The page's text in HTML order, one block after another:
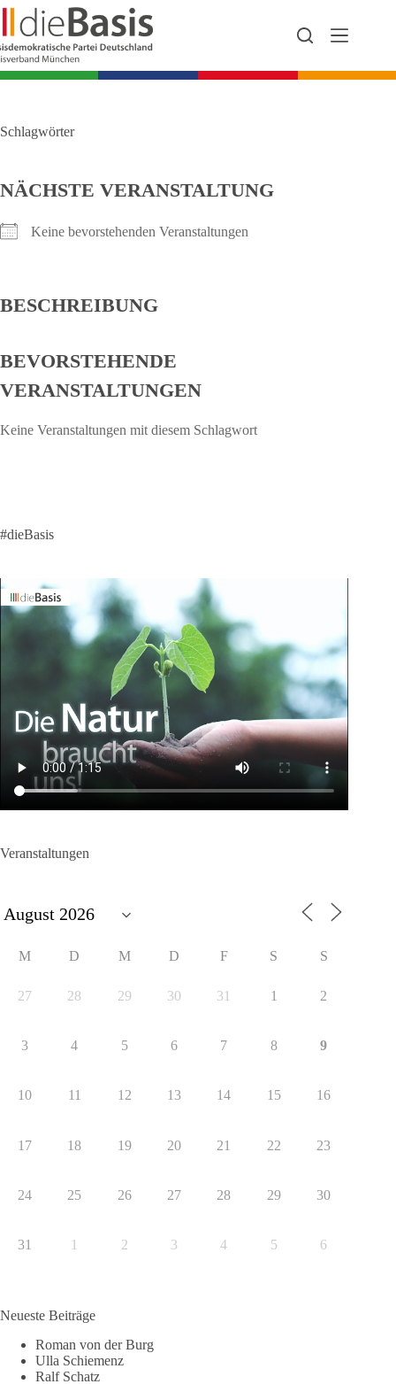
Zum
Inhalt
springen
Schlagwörter
NÄCHSTE VERANSTALTUNG
Keine bevorstehenden Veranstaltungen
BESCHREIBUNG
BEVORSTEHENDE
VERANSTALTUNGEN
Keine Veranstaltungen mit diesem Schlagwort
#dieBasis
Veranstaltungen
M D M D F S S
27 28 29 30 31 1 2
3 4 5 6 7 8 9
10 11 12 13 14 15 16
17 18 19 20 21 22 23
24 25 26 27 28 29 30
31 1 2 3 4 5 6
Neueste Beiträge
Roman von der Burg
Ulla Schiemenz
Ralf Schatz